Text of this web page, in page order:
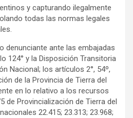
y capturando ilegalmente
todas las normas legales
denunciante ante las embajadas
124° y la Disposición Transitoria
Nacional; los artículos 2°, 54º,
de la Provincia de Tierra del
en lo relativo a los recursos
de Provincialización de Tierra del
22.415; 23.313; 23.968;